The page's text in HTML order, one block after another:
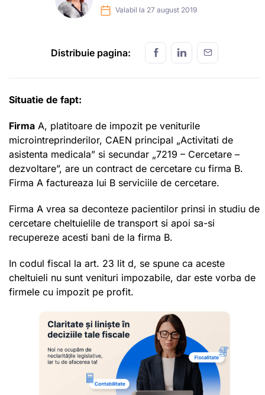
Valabil la 27 august 2019
Distribuie pagina:
Situatie de fapt:
Firma A, platitoare de impozit pe veniturile
microintreprinderilor, CAEN principal „Activitati de
asistenta medicala” si secundar „7219 – Cercetare –
dezvoltare”, are un contract de cercetare cu firma B.
Firma A factureaza lui B serviciile de cercetare.
Firma A vrea sa deconteze pacientilor prinsi in studiu de
cercetare cheltuielile de transport si apoi sa-si
recupereze acesti bani de la firma B.
In codul fiscal la art. 23 lit d, se spune ca aceste
cheltuieli nu sunt venituri impozabile, dar este vorba de
firmele cu impozit pe profit.